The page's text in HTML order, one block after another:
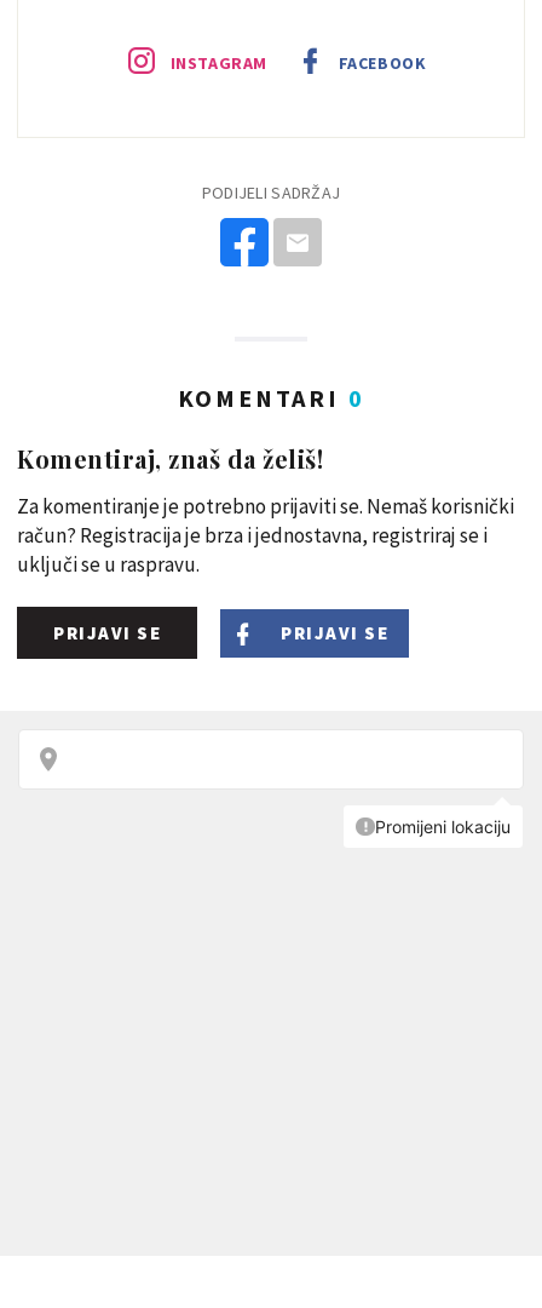
INSTAGRAM FACEBOOK
PODIJELI SADRŽAJ
KOMENTARI 0
Komentiraj, znaš da želiš!
Za komentiranje je potrebno prijaviti se. Nemaš korisnički
račun? Registracija je brza i jednostavna, registriraj se i
uključi se u raspravu.
PRIJAVI SE PRIJAVI SE